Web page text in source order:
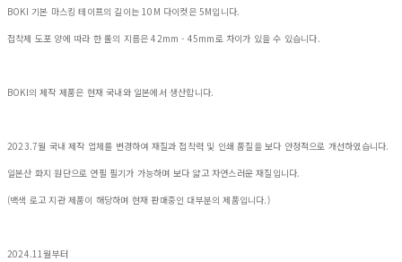
BOKI 기본 마스킹 테이프의 길이는 10M 다이컷은 5M입니다.
접착제 도포 양에 따라 한 롤의 지름은 42mm - 45mm로 차이가 있을 수 있습니다.
BOKI의 제작 제품은 현재 국내와 일본에서 생산합니다.
2023.7월 국내 제작 업체를 변경하여 재질과 접착력 및 인쇄 품질을 보다 안정적으로 개선하였습니다.
일본산 화지 원단으로 연필 필기가 가능하며 보다 얇고 자연스러운 재질입니다.
(백색 로고 지관 제품이 해당하며 현재 판매중인 대부분의 제품입니다.)
2024.11월부터